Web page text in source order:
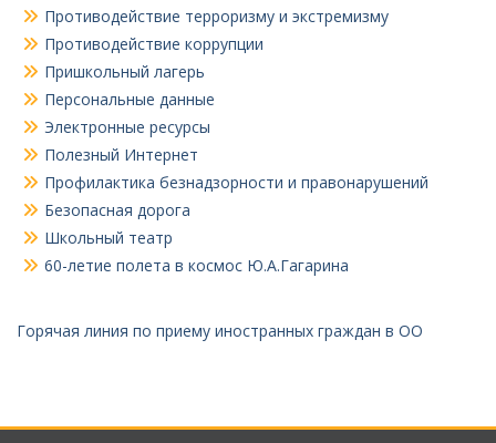
Противодействие терроризму и экстремизму
Противодействие коррупции
Пришкольный лагерь
Персональные данные
Электронные ресурсы
Полезный Интернет
Профилактика безнадзорности и правонарушений
Безопасная дорога
Школьный театр
60-летие полета в космос Ю.А.Гагарина
Горячая линия по приему иностранных граждан в ОО